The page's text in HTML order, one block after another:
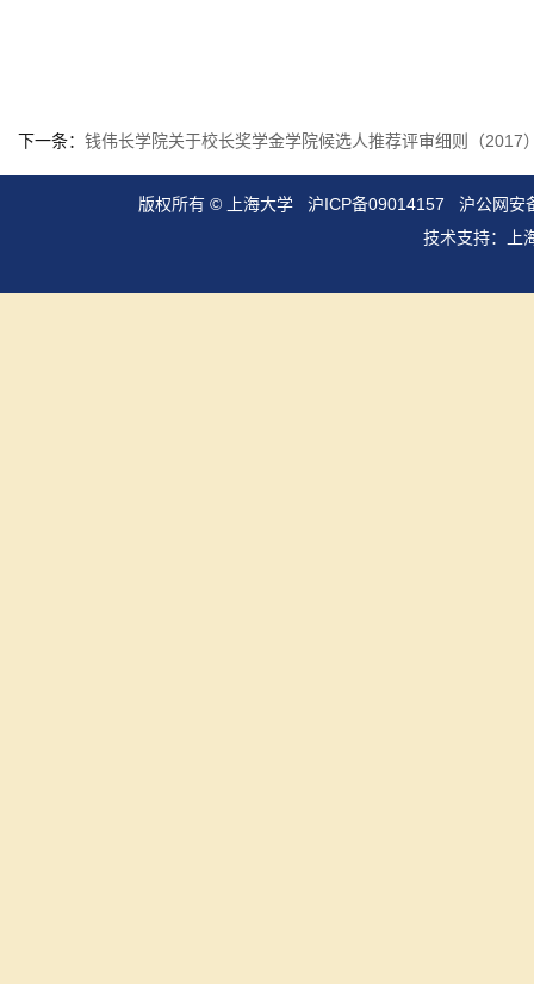
下一条： 钱伟长学院关于校长奖学金学院候选人推荐评审细则（2017
版权所有 ©上海大学 沪ICP备09014157
沪公网安
技术支持：